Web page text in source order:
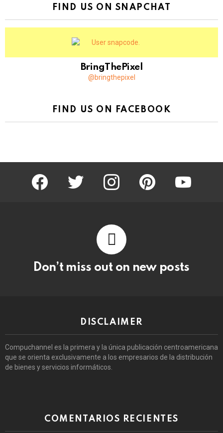
FIND US ON SNAPCHAT
BringThePixel
@bringthepixel
FIND US ON FACEBOOK
facebook twitter instagram pinterest youtube
Don’t miss out on new posts
DISCLAIMER
Compuchannel es la primera y la única publicación centroamericana
que se orienta exclusivamente a los empresarios de la distribución
de bienes y servicios informáticos.
COMENTARIOS RECIENTES